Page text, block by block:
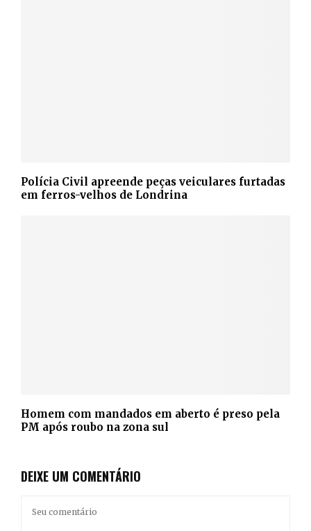
Polícia Civil apreende peças veiculares furtadas
em ferros-velhos de Londrina
Homem com mandados em aberto é preso pela
PM após roubo na zona sul
DEIXE UM COMENTÁRIO